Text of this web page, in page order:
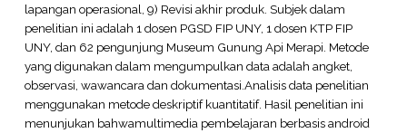
lapangan operasional, 9) Revisi akhir produk. Subjek dalam
penelitian ini adalah 1 dosen PGSD FIP UNY, 1 dosen KTP FIP
UNY, dan 62 pengunjung Museum Gunung Api Merapi. Metode
yang digunakan dalam mengumpulkan data adalah angket,
observasi, wawancara dan dokumentasi.Analisis data penelitian
menggunakan metode deskriptif kuantitatif. Hasil penelitian ini
menunjukan bahwamultimedia pembelajaran berbasis android